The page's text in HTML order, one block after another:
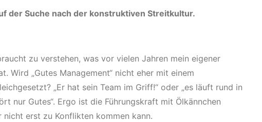
der Suche nach der konstruktiven Streitkultur.
zu verstehen, was vor vielen Jahren mein eigener
Wird „Gutes Management“ nicht eher mit einem
„Er hat sein Team im Griff!“ oder „es läuft rund in
nur Gutes“. Ergo ist die Führungskraft mit Ölkännchen
nicht erst zu Konflikten kommen kann.